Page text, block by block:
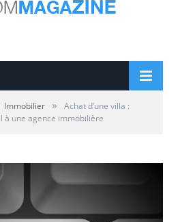
Immobilier »
Achat d’une villa :
à une agence immobilière